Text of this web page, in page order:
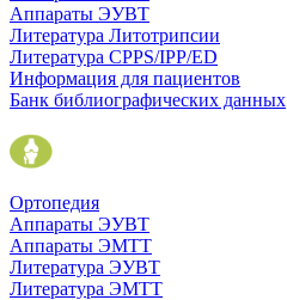
Аппараты ЭУВТ
Литература Литотрипсии
Литература CPPS/IPP/ED
Информация для пациентов
Банк библиографических данных
Ортопедия
Аппараты ЭУВТ
Аппараты ЭМТТ
Литература ЭУВТ
Литература ЭМТТ